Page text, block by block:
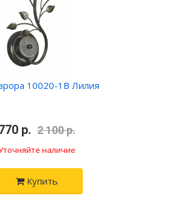
10020-1B Лилия
р. 2 100 р.
наличие
Купить